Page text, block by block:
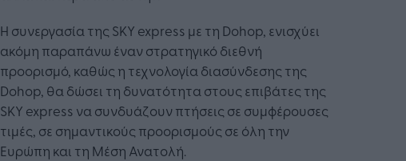
Η συνεργασία της SKY express με τη Dohop, ενισχύει
ακόμη παραπάνω έναν στρατηγικό διεθνή
προορισμό, καθώς η τεχνολογία διασύνδεσης της
Dohop, θα δώσει τη δυνατότητα στους επιβάτες της
SKY express να συνδυάζουν πτήσεις σε συμφέρουσες
τιμές, σε σημαντικούς προορισμούς σε όλη την
Ευρώπη και τη Μέση Ανατολή.